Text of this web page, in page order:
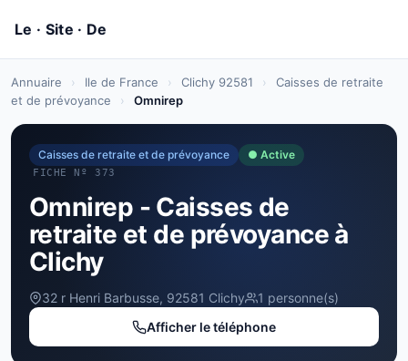
Annuaire › Ile de France › Clichy 92581 ›
Caisses de retraite
et de prévoyance
› Omnirep
Caisses de retraite et de prévoyance ● Active
FICHE Nº 373
Omnirep - Caisses de
retraite et de prévoyance à
Clichy
32 r Henri Barbusse, 92581 Clichy
1 personne(s)
Afficher le téléphone